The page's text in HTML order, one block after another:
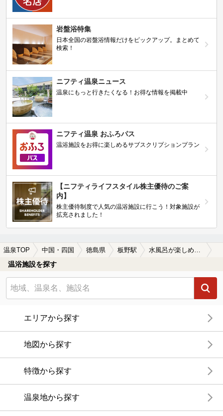
岩盤浴特集
日本全国の岩盤浴情報だけをピックアップ。まとめて
検索！
ニフティ温泉ニュース
温泉にもっと行きたくなる！お得な情報を掲載中
ニフティ温泉 おふろパス
温浴施設をお得に楽しめるサブスクリプションプラン
【ニフティライフスタイル株主優待のご案
内】
株主優待制度で人気の温浴施設に行こう！対象施設が
拡充されました！
温泉TOP 中国・四国 徳島県 板野駅 水風呂が楽しめる板野駅近くの温泉、日帰り温泉、スーパー銭湯おすすめ
温浴施設を探す
エリアから探す
地図から探す
特徴から探す
温泉地から探す